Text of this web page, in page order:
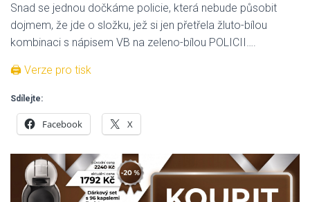
Snad se jednou dočkáme policie, která nebude působit
dojmem, že jde o složku, jež si jen přetřela žluto-bílou
kombinaci s nápisem VB na zeleno-bílou POLICII….
🖨 Verze pro tisk
Sdílejte:
Facebook X